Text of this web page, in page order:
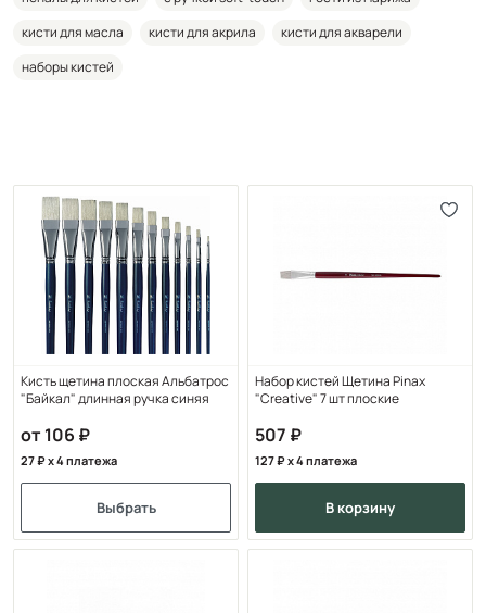
кисти для масла
кисти для акрила
кисти для акварели
наборы кистей
Кисть щетина плоская Альбатрос
"Байкал" длинная ручка синяя
от 106
27 x 4 платежа
Выбрать
Набор кистей Щетина Pinax
"Creative" 7 шт плоские
507
127 x 4 платежа
в корзину